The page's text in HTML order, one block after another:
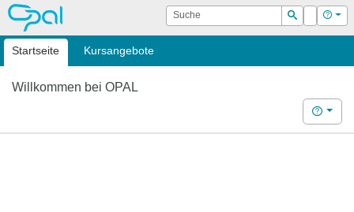
OPAL Suche
Suchen
Login Hilfe
Startseite Kursangebote
Willkommen bei OPAL
Hilfe